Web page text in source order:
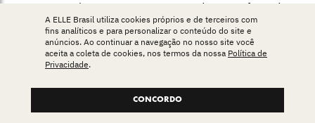
usar aquelas roupas era, em grande parte, fruto da
busca por uma igualdade que lhes era negada em um
dos períodos mais incendiários da história
estadunidense. Mais do que um movimento estético, o
Black Ivy era uma espécie de traje de batalha, uma
armadura usada na busca pela conquista de direitos
A ELLE Brasil utiliza cookies próprios e de terceiros com
fins analíticos e para personalizar o conteúdo do site e
anúncios. Ao continuar a navegação no nosso site você
aceita a coleta de cookies, nos termos da nossa Política de
Privacidade.
CONCORDO